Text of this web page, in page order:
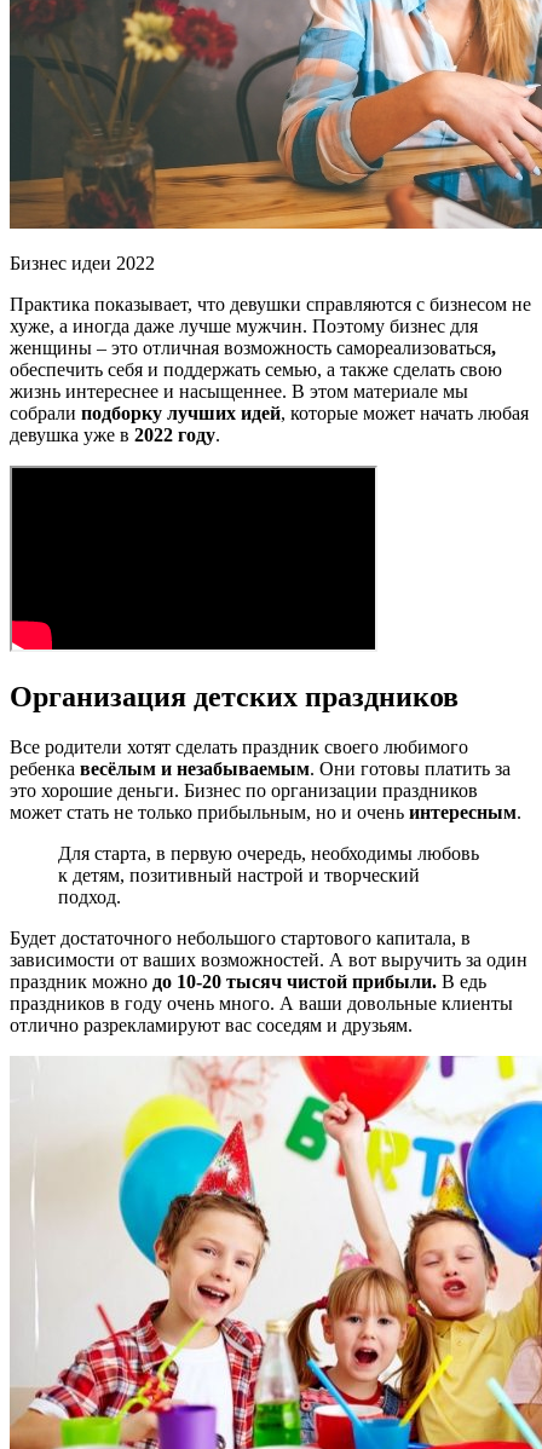
Бизнес идеи 2022
Практика показывает, что девушки справляются с бизнесом не
хуже, а иногда даже лучше мужчин. Поэтому бизнес для
женщины – это отличная возможность самореализоваться,
обеспечить себя и поддержать семью, а также сделать свою
жизнь интереснее и насыщеннее. В этом материале мы
собрали подборку лучших идей, которые может начать любая
девушка уже в 2022 году.
Организация детских праздников
Все родители хотят сделать праздник своего любимого
ребенка весёлым и незабываемым. Они готовы платить за
это хорошие деньги. Бизнес по организации праздников
может стать не только прибыльным, но и очень интересным.
Для старта, в первую очередь, необходимы любовь
к детям, позитивный настрой и творческий
подход.
Будет достаточного небольшого стартового капитала, в
зависимости от ваших возможностей. А вот выручить за один
праздник можно до 10-20 тысяч чистой прибыли. В едь
праздников в году очень много. А ваши довольные клиенты
отлично разрекламируют вас соседям и друзьям.